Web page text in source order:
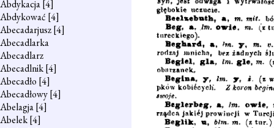
Abdykacja[4]
Abdykować [4]
Abecadarjusz[4]
Abecadlarka
Abecadlarz
Abecadlnik[4]
Abecadło [4]
Abecadłowy[4]
Abelagja[4]
Abelek[4]